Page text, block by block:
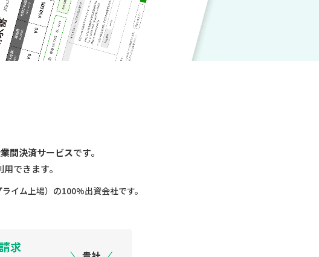
間決済サービスです。
できます。
イム上場）の100%出資会社です。